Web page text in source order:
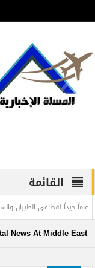
القائمة
المناخي على الطيران والسياحة
News At Middle East